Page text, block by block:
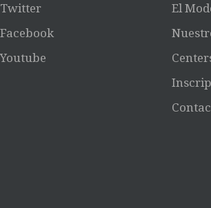
Twitter
Facebook
Youtube
El